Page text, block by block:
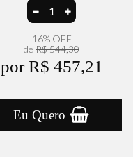
16% OFF
de R$ 544,30
por R$ 457,21
Eu Quero